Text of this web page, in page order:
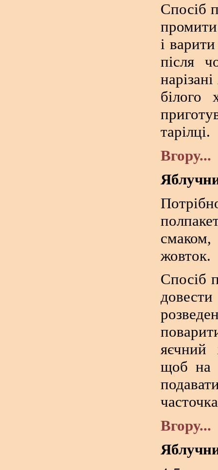
Спосіб
і
після
білого
тарілці.
Вгору...
жовток.
Спосіб
яєчний
щоб на
Вгору...